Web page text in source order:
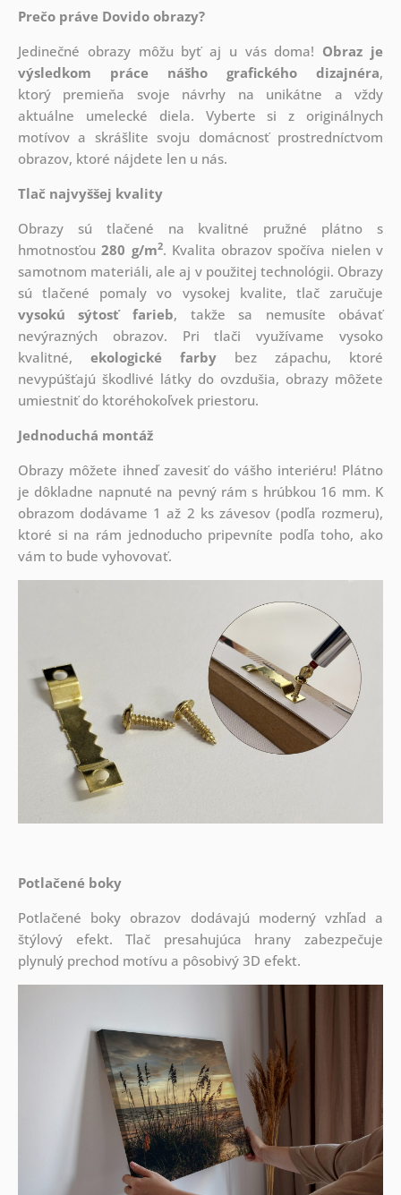
Prečo práve Dovido obrazy?
Jedinečné obrazy môžu byť aj u vás doma! Obraz je
výsledkom práce nášho grafického dizajnéra,
ktorý premieňa svoje návrhy na unikátne a vždy
aktuálne umelecké diela. Vyberte si z originálnych
motívov a skrášlite svoju domácnosť prostredníctvom
obrazov, ktoré nájdete len u nás.
Tlač najvyššej kvality
Obrazy sú tlačené na kvalitné pružné plátno s
hmotnosťou280 g/m2. Kvalita obrazov spočíva nielen v
samotnom materiáli, ale aj v použitej technológii. Obrazy
sú tlačené pomaly vo vysokej kvalite, tlač zaručuje
vysokú sýtosť farieb, takže sa nemusíte obávať
nevýrazných obrazov. Pri tlači využívame vysoko
kvalitné, ekologické farby bez zápachu, ktoré
nevypúšťajú škodlivé látky do ovzdušia, obrazy môžete
umiestniť do ktoréhokoľvek priestoru.
Jednoduchá montáž
Obrazy môžete ihneď zavesiť do vášho interiéru! Plátno
je dôkladne napnuté na pevný rám s hrúbkou 16 mm. K
obrazom dodávame 1 až 2 ks závesov (podľa rozmeru),
ktoré si na rám jednoducho pripevníte podľa toho, ako
vám to bude vyhovovať.
Potlačené boky
Potlačené boky obrazov dodávajú moderný vzhľad a
štýlový efekt. Tlač presahujúca hrany zabezpečuje
plynulý prechod motívu a pôsobivý 3D efekt.